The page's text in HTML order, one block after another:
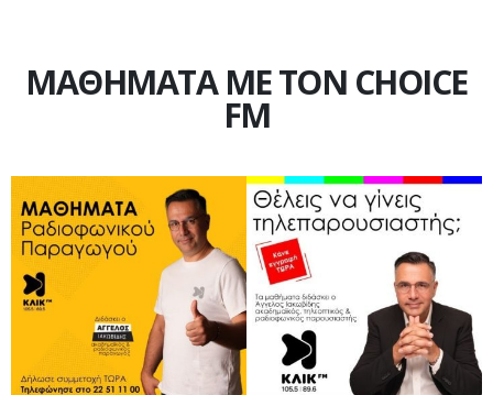
ΜΑΘΗΜΑΤΑ ΜΕ ΤΟΝ CHOICE
FM